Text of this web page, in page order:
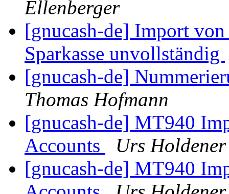
Ellenberger
[gnucash-de] Import
Sparkasse unvollständig
[gnucash-de]
Thomas Hofmann
[gnucash-de] MT940
Accounts
Urs Holdener
[gnucash-de] MT940